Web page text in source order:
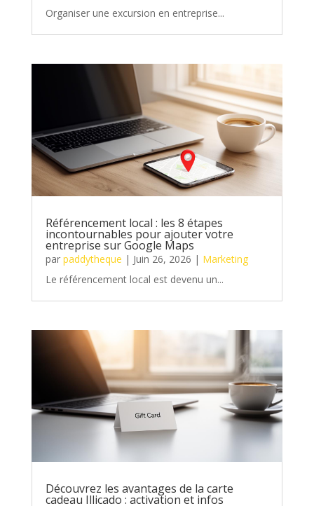
Organiser une excursion en entreprise...
Référencement local : les 8 étapes
incontournables pour ajouter votre
entreprise sur Google Maps
par paddytheque | Juin 26, 2026 | Marketing
Le référencement local est devenu un...
Découvrez les avantages de la carte
cadeau Illicado : activation et infos